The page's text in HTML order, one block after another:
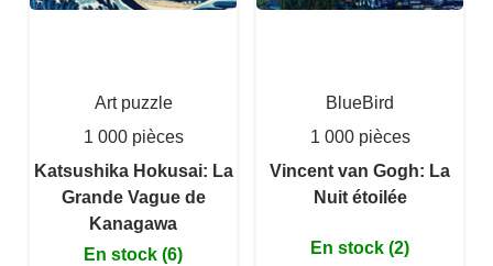
Art puzzle
1 000 pièces
Katsushika Hokusai: La
Grande Vague de
Kanagawa
En stock (6)
BlueBird
1 000 pièces
Vincent van Gogh: La
Nuit étoilée
En stock (2)